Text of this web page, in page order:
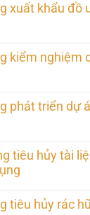
xuất khẩu đồ
kiểm nghiệm
phát triển dự
tiêu hủy tài
tiêu hủy rác